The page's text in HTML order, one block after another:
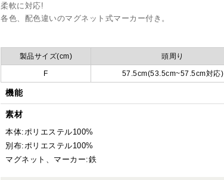
柔軟に対応!
各色、配色違いのマグネット式マーカー付き。
製品サイズ(cm) 頭周り
F 57.5cm(53.5cm~57.5cm対応)
機能
素材
本体:ポリエステル100%
別布:ポリエステル100%
マグネット、マーカー:鉄